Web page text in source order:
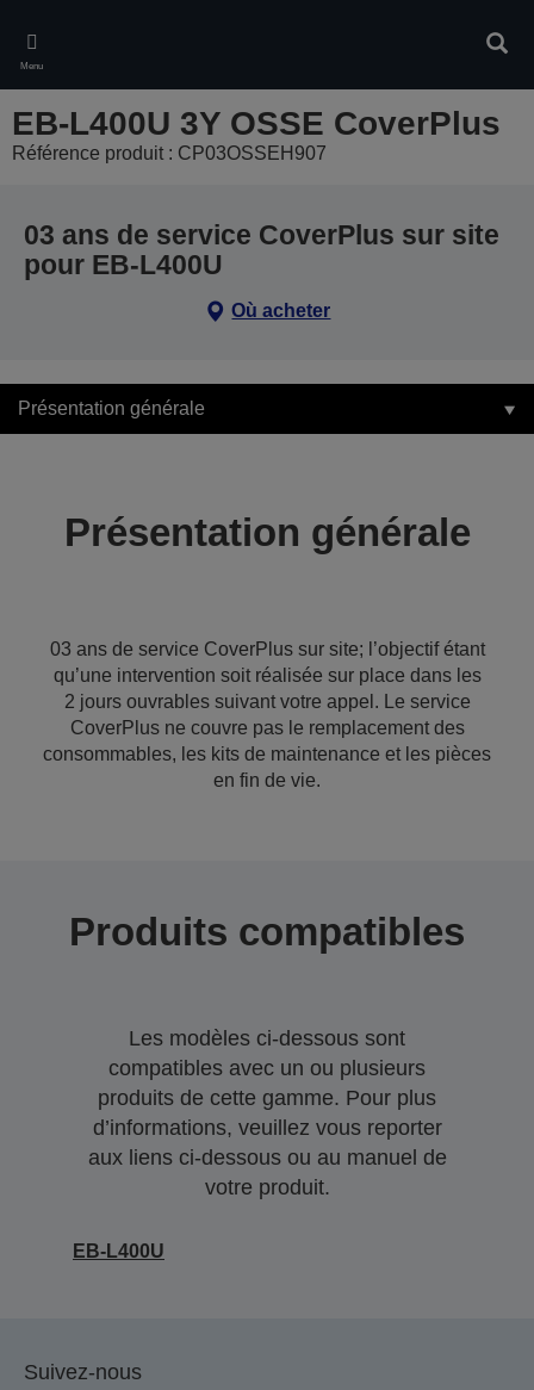
main
content
Menu
EB-L400U 3Y OSSE CoverPlus
Référence produit : CP03OSSEH907
03 ans de service CoverPlus sur site
pour EB-L400U
Où acheter
Présentation générale
Présentation générale
03 ans de service CoverPlus sur site; l’objectif étant
qu’une intervention soit réalisée sur place dans les
2 jours ouvrables suivant votre appel. Le service
CoverPlus ne couvre pas le remplacement des
consommables, les kits de maintenance et les pièces
en fin de vie.
Produits compatibles
Les modèles ci-dessous sont
compatibles avec un ou plusieurs
produits de cette gamme. Pour plus
d’informations, veuillez vous reporter
aux liens ci-dessous ou au manuel de
votre produit.
EB-L400U
Suivez-nous